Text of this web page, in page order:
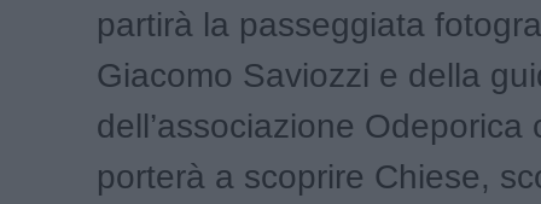
partirà la passeggiata
Giacomo Saviozzi e della
dell’associazione Odeporica
porterà a scoprire Chiese,